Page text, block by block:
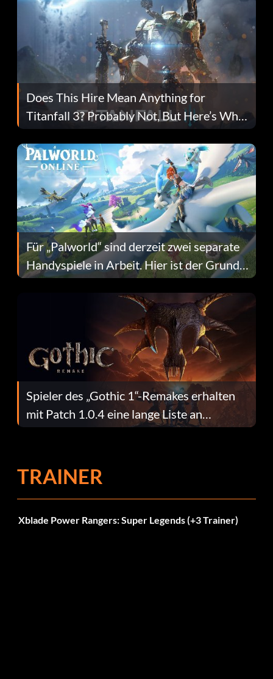
Does This Hire Mean Anything for
Titanfall 3? Probably Not, But Here’s Why
Fans Are Hopeful
Für „Palworld“ sind derzeit zwei separate
Handyspiele in Arbeit. Hier ist der Grund
dafür.
Spieler des „Gothic 1“-Remakes erhalten
mit Patch 1.0.4 eine lange Liste an
Fehlerbehebungen
TRAINER
Xblade Power Rangers: Super Legends (+3 Trainer)